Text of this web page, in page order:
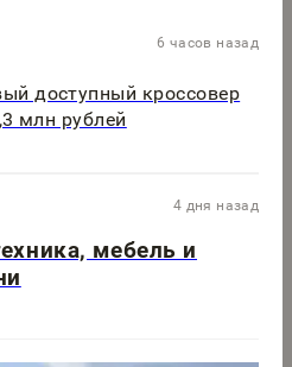
6 часов назад
доступный кроссовер
млн рублей
4 дня назад
мебель и